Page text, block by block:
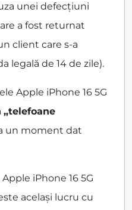
unei defecțiuni
a fost returnat
client care s-a
legală de 14 de zile).
Apple iPhone 16 5G
„telefoane
un moment dat
iPhone 16 5G
același lucru cu